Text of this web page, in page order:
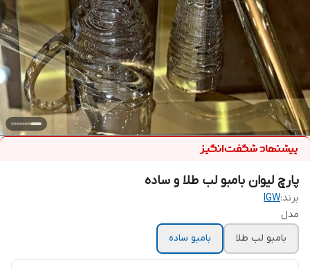
پارچ لیوان بامبو لب طلا و ساده
برند:IGW
مدل
بامبو لب طلا
بامبو ساده